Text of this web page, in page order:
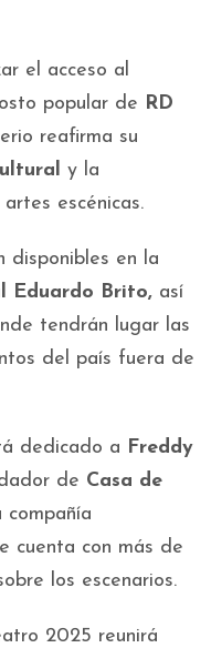
el acceso al
popular de RD
reafirma su
y la
escénicas.
disponibles en la
Eduardo Brito, así
tendrán lugar las
del país fuera de
dedicado a Freddy
de Casa de
compañía
cuenta con más de
los escenarios.
2025 reunirá